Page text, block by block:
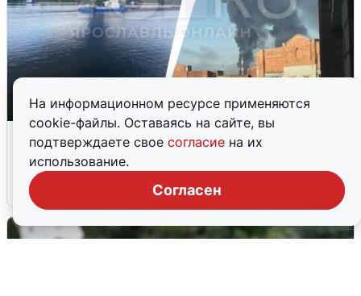
На информационном ресурсе применяются
cookie-файлы. Оставаясь на сайте, вы
подтверждаете свое согласие на их
использование.
Согласен
Ночная атака БПЛА на Ярославль:
попадания и последствия
6 августа